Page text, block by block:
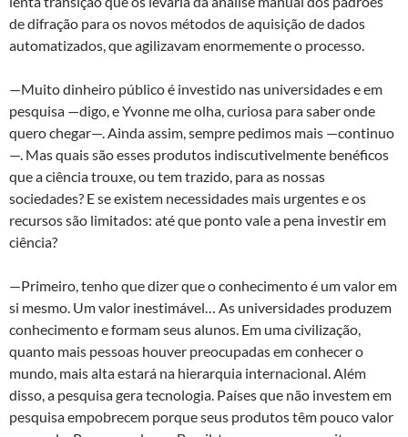
de difração para os novos métodos de aquisição de dados
automatizados, que agilizavam enormemente o processo.
—Muito dinheiro público é investido nas universidades e em
pesquisa —digo, e Yvonne me olha, curiosa para saber onde
quero chegar—. Ainda assim, sempre pedimos mais —continuo
—. Mas quais são esses produtos indiscutivelmente benéficos
que a ciência trouxe, ou tem trazido, para as nossas
sociedades? E se existem necessidades mais urgentes e os
recursos são limitados: até que ponto vale a pena investir em
ciência?
—Primeiro, tenho que dizer que o conhecimento é um valor em
si mesmo. Um valor inestimável… As universidades produzem
conhecimento e formam seus alunos. Em uma civilização,
quanto mais pessoas houver preocupadas em conhecer o
mundo, mais alta estará na hierarquia internacional. Além
disso, a pesquisa gera tecnologia. Países que não investem em
pesquisa empobrecem porque seus produtos têm pouco valor